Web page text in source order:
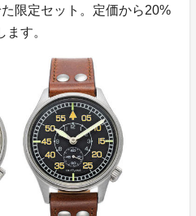
限定セット。定価から20%
す。